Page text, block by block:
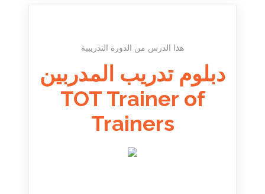
هذا الدرس من الدورة التدريبية
دبلوم تدريب المدربين
TOT Trainer of
Trainers